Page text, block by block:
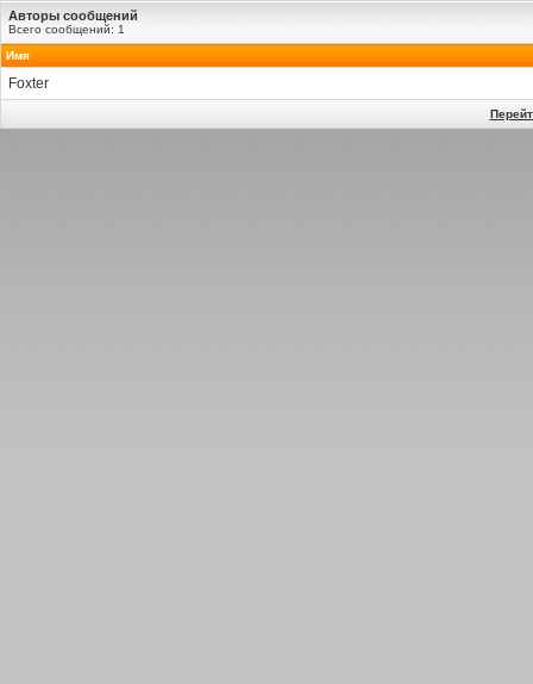
Авторы сообщений
Всего сообщений: 1
Имя
Foxter